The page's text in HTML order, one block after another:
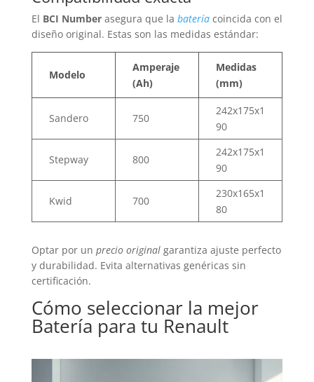
El BCI Numberasegura que la bateríacoincida con el
diseño original. Estas son las medidas estándar:
Modelo
Amperaje
(Ah)
Medidas
(mm)
Sandero 750
242x175x1
90
Stepway 800
242x175x1
90
Kwid 700
230x165x1
80
Optar por un precio originalgarantiza ajuste perfecto
y durabilidad. Evita alternativas genéricas sin
certificación.
Cómo seleccionar la mejor
Batería para tu Renault